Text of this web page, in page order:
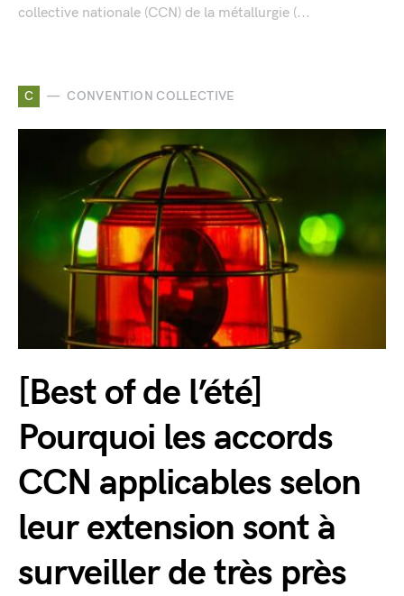
collective nationale (CCN) de la métallurgie (...
C CONVENTION COLLECTIVE
[Best of de l’été]
Pourquoi les accords
CCN applicables selon
leur extension sont à
surveiller de très près